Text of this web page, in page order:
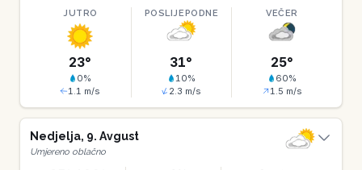
JUTRO
23°
0%
1.1 m/s
POSLIJEPODNE
31°
10%
2.3 m/s
VEČER
25°
60%
1.5 m/s
Nedjelja, 9. Avgust
Umjereno oblačno